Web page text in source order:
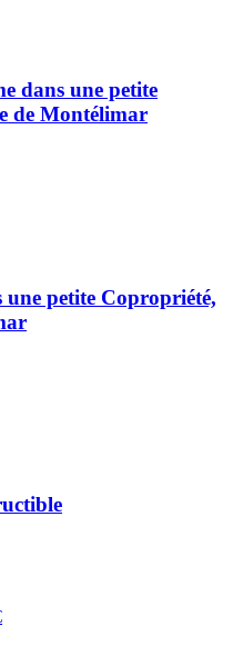
dans une petite
de Montélimar
petite Copropriété,